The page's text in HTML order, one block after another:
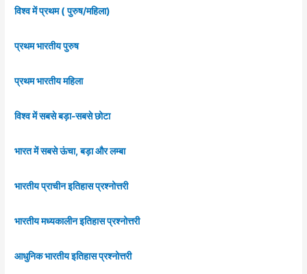
विश्व में प्रथम ( पुरुष/महिला)
प्रथम भारतीय पुरुष
प्रथम भारतीय महिला
विश्व में सबसे बड़ा-सबसे छोटा
भारत में सबसे ऊंचा, बड़ा और लम्बा
भारतीय प्राचीन इतिहास प्रश्नोत्तरी
भारतीय मध्यकालीन इतिहास प्रश्नोत्तरी
आधुनिक भारतीय इतिहास प्रश्नोत्तरी